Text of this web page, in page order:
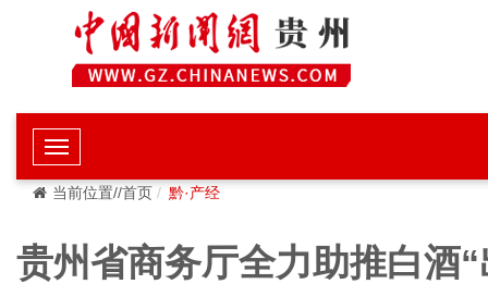
当前位置//首页 黔·产经
贵州省商务厅全力助推白酒“